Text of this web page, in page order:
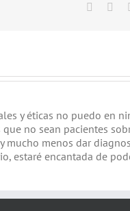
y éticas no puedo en
no sean pacientes
mucho menos dar
estaré encantada de